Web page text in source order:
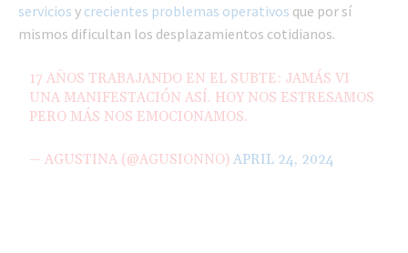
servicios y crecientes problemas operativos que por sí
mismos dificultan los desplazamientos cotidianos.
17 AÑOS TRABAJANDO EN EL SUBTE: JAMÁS VI
UNA MANIFESTACIÓN ASÍ. HOY NOS ESTRESAMOS
PERO MÁS NOS EMOCIONAMOS.
— AGUSTINA (@AGUSIONNO)APRIL 24, 2024